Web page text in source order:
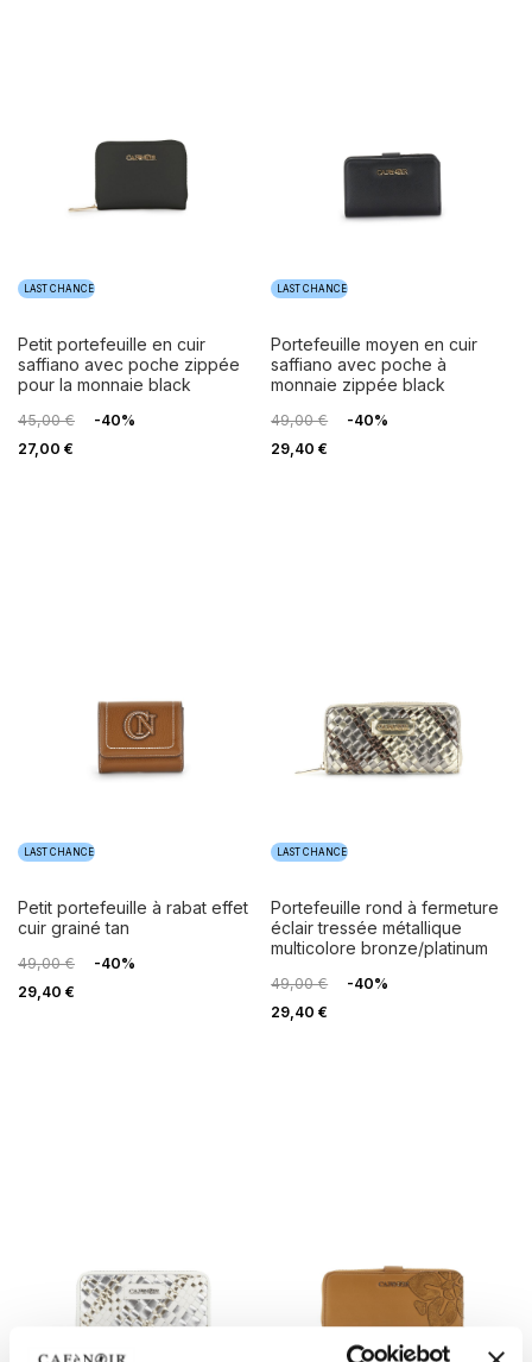
LAST CHANCE
petit portefeuille en cuir
saffiano avec poche zippée
pour la monnaie black
45,00 €
-40%
27,00 €
LAST CHANCE
portefeuille moyen en cuir
saffiano avec poche à
monnaie zippée black
49,00 €
-40%
29,40 €
LAST CHANCE
petit portefeuille à rabat effet
cuir grainé tan
49,00 €
-40%
29,40 €
LAST CHANCE
portefeuille rond à fermeture
éclair tressée métallique
multicolore bronze/platinum
49,00 €
-40%
29,40 €